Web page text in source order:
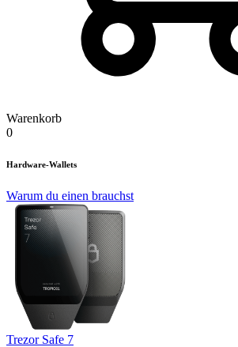
Warenkorb
0
Hardware-Wallets
Warum du einen brauchst
Trezor Safe 7